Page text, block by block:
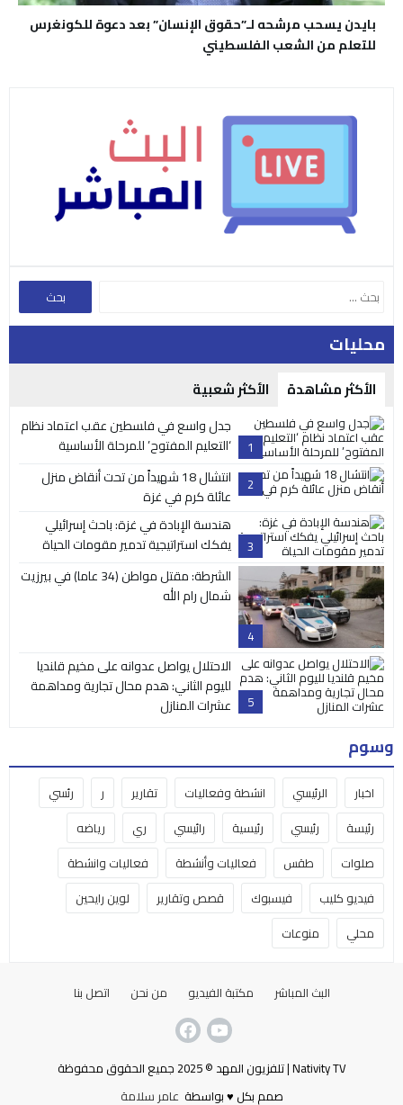
بايدن يسحب مرشحه لـ”حقوق الإنسان” بعد دعوة للكونغرس
للتعلم من الشعب الفلسطيني
محليات
الأكثر مشاهدة الأكثر شعبية
1
جدل واسع في فلسطين عقب اعتماد نظام
‘التعليم المفتوح’ للمرحلة الأساسية
2
انتشال 18 شهيداً من تحت أنقاض منزل
عائلة كرم في غزة
3
هندسة الإبادة في غزة: باحث إسرائيلي
يفكك استراتيجية تدمير مقومات الحياة
4
الشرطة: مقتل مواطن (34 عاما) في بيرزيت
شمال رام الله
5
الاحتلال يواصل عدوانه على مخيم قلنديا
لليوم الثاني: هدم محال تجارية ومداهمة
عشرات المنازل
وسوم
اخبار الرئيسي انشطة وفعاليات تقارير ر
رئسي
رئيسة
رئيسي رئيسية رائيسي ري
رياضه
صلوات
طقس فعاليات وأنشطة
فعاليات وانشطة
فيديو كليب
فيسبوك قصص وتقارير
لوين رايحين
محلي
منوعات
البث المباشر مكتبة الفيديو من نحن اتصل بنا
Nativity TV | تلفزيون المهد © 2025 جميع الحقوق محفوظة
صمم بكل ♥ بواسطة عامر سلامة